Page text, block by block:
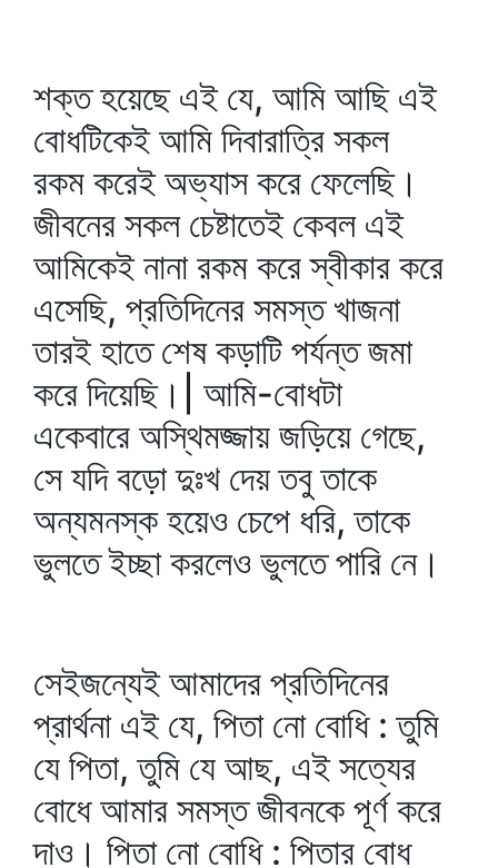
শক্ত হয়েছে এই যে, আমি আছি এই
বোধটিকেই আমি দিবারাত্রি সকল
রকম করেই অভ্যাস করে ফেলেছি।
জীবনের সকল চেষ্টাতেই কেবল এই
আমিকেই নানা রকম করে স্বীকার করে
এসেছি, প্রতিদিনের সমস্ত খাজনা
তারই হাতে শেষ কড়াটি পর্যন্ত জমা
করে দিয়েছি।| আমি-বোধটা
একেবারে অস্থিমজ্জায় জড়িয়ে গেছে,
সে যদি বড়ো দুঃখ দেয় তবু তাকে
অন্যমনস্ক হয়েও চেপে ধরি, তাকে
ভুলতে ইচ্ছা করলেও ভুলতে পারি নে।
সেইজন্যেই আমাদের প্রতিদিনের
প্রার্থনা এই যে, পিতা নো বোধি : তুমি
যে পিতা, তুমি যে আছ, এই সত্যের
বোধে আমার সমস্ত জীবনকে পূর্ণ করে
দাও। পিতা নো বোধি : পিতার বোধ